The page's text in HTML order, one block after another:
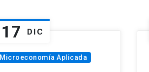
17 DIC
Microeconomía Aplicada